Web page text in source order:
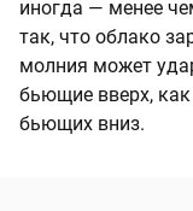
иногда — менее
так, что облако
молния может
бьющие вверх,
бьющих вниз.